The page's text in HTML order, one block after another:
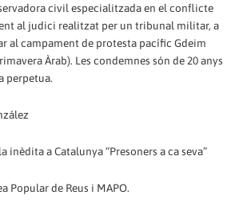
civil especialitzada en el conflicte
al judici realitzat per un tribunal militar, a
al campament de protesta pacífic Gdeim
Àrab). Les condemnes són de 20 anys
perpetua.
inèdita a Catalunya “Presoners a ca seva”
Popular de Reus i MAPO.